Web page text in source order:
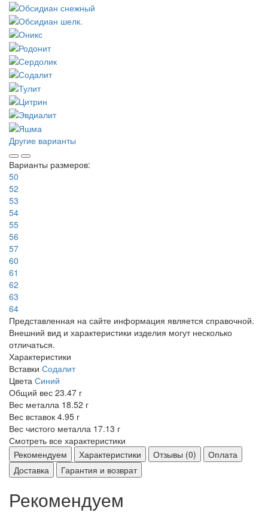
Другие варианты
Варианты размеров:
50
52
53
54
55
56
57
60
61
62
63
64
Представленная на сайте информация является справочной.
Внешний вид и характеристики изделия могут несколько
отличаться.
Характеристики
Вставки Содалит
Цвета Синий
Общий вес 23.47 г
Вес металла 18.52 г
Вес вставок 4.95 г
Вес чистого металла 17.13 г
Смотреть все характеристики
Рекомендуем
Характеристики Отзывы (0)
Оплата
Доставка
Гарантия и возврат
Рекомендуем